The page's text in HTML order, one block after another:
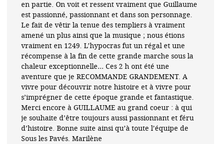
en partie. On voit et ressent vraiment que Guillaume
est passionné, passionnant et dans son personnage.
Le fait de vêtir la tenue des templiers à vraiment
amené un plus ainsi que la musique ; nous étions
vraiment en 1249. L’hypocras fut un régal et une
récompense à la fin de cette grande marche sous la
chaleur exceptionnelle… Ces 2 h ont été une
aventure que je RECOMMANDE GRANDEMENT. A
vivre pour découvrir notre histoire et à vivre pour
s’imprégner de cette époque grande et fantastique.
Merci encore à GUILLAUME au grand coeur : à qui
je souhaite d’être toujours aussi passionnant et féru
d’histoire. Bonne suite ainsi qu’à toute l’équipe de
Sous les Pavés. Marilène